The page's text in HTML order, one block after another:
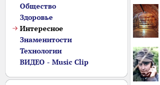
Общество
Здоровье
Интересное
Знаменитости
Технологии
ВИДЕО - Music Clip